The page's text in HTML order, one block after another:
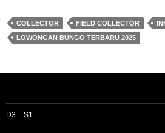
COLLECTOR FIELD COLLECTOR
LOWONGAN BUNGO TERBARU 2025
D3 – S1